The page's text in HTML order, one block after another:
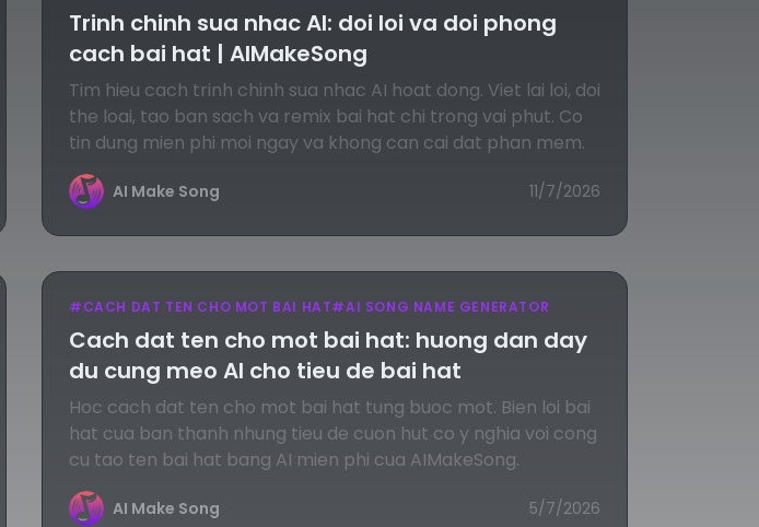
Trinh chinh sua nhac AI: doi loi va doi phong
cach bai hat | AIMakeSong
Tim hieu cach trinh chinh sua nhac AI hoat dong. Viet lai loi, doi
the loai, tao ban sach va remix bai hat chi trong vai phut. Co
tin dung mien phi moi ngay va khong can cai dat phan mem.
AI Make Song 11/7/2026
#CACH DAT TEN CHO MOT BAI HAT#AI SONG NAME GENERATOR
Cach dat ten cho mot bai hat: huong dan day
du cung meo AI cho tieu de bai hat
Hoc cach dat ten cho mot bai hat tung buoc mot. Bien loi bai
hat cua ban thanh nhung tieu de cuon hut co y nghia voi cong
cu tao ten bai hat bang AI mien phi cua AIMakeSong.
AI Make Song 5/7/2026